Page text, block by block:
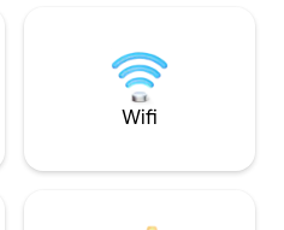
Wifi